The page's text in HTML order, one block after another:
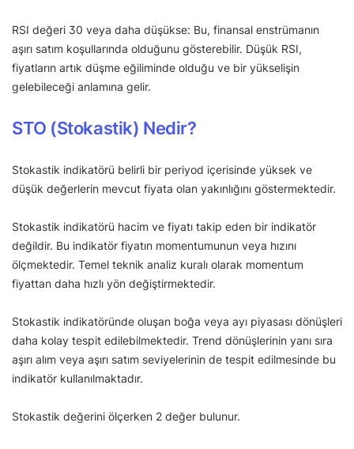
RSI değeri 30 veya daha düşükse: Bu, finansal enstrümanın
aşırı satım koşullarında olduğunu gösterebilir. Düşük RSI,
fiyatların artık düşme eğiliminde olduğu ve bir yükselişin
gelebileceği anlamına gelir.
STO (Stokastik) Nedir?
Stokastik indikatörü belirli bir periyod içerisinde yüksek ve
düşük değerlerin mevcut fiyata olan yakınlığını göstermektedir.
Stokastik indikatörü hacim ve fiyatı takip eden bir indikatör
değildir. Bu indikatör fiyatın momentumunun veya hızını
ölçmektedir. Temel teknik analiz kuralı olarak momentum
fiyattan daha hızlı yön değiştirmektedir.
Stokastik indikatöründe oluşan boğa veya ayı piyasası dönüşleri
daha kolay tespit edilebilmektedir. Trend dönüşlerinin yanı sıra
aşırı alım veya aşırı satım seviyelerinin de tespit edilmesinde bu
indikatör kullanılmaktadır.
Stokastik değerini ölçerken 2 değer bulunur.